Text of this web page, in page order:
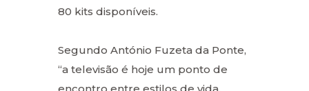
80 kits disponíveis.
Segundo António Fuzeta da Ponte,
“a televisão é hoje um ponto de